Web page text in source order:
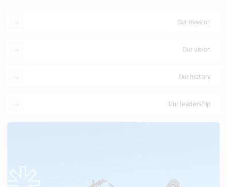
Our mission
Our vision
Our history
Our leadership